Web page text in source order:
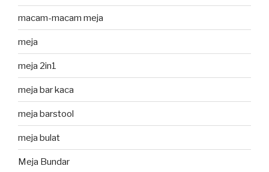
macam-macam meja
meja
meja 2in1
meja bar kaca
meja barstool
meja bulat
Meja Bundar